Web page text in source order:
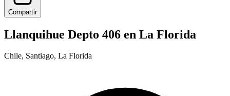
Compartir
Llanquihue Depto 406 en La Florida
Chile, Santiago, La Florida